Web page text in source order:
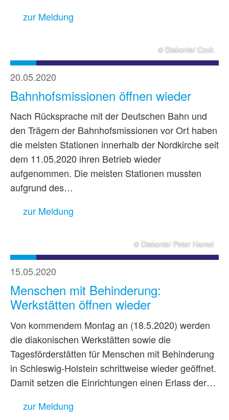
zur Meldung
© Diakonie/ Czok
20.05.2020
Bahnhofsmissionen öffnen wieder
Nach Rücksprache mit der Deutschen Bahn und
den Trägern der Bahnhofsmissionen vor Ort haben
die meisten Stationen innerhalb der Nordkirche seit
dem 11.05.2020 ihren Betrieb wieder
aufgenommen. Die meisten Stationen mussten
aufgrund des…
zur Meldung
© Diakonie/ Peter Hamel
15.05.2020
Menschen mit Behinderung:
Werkstätten öffnen wieder
Von kommendem Montag an (18.5.2020) werden
die diakonischen Werkstätten sowie die
Tagesförderstätten für Menschen mit Behinderung
in Schleswig-Holstein schrittweise wieder geöffnet.
Damit setzen die Einrichtungen einen Erlass der…
zur Meldung